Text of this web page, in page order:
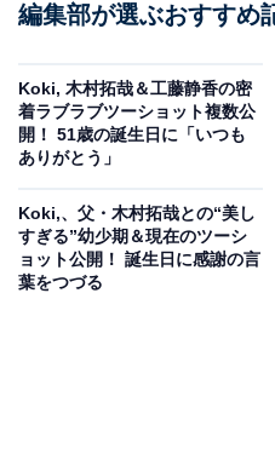
編集部が選ぶおすすめ
Koki, 木村拓哉＆工藤静香の密
着ラブラブツーショット複数公
開！ 51歳の誕生日に「いつも
ありがとう」
Koki,、父・木村拓哉との“美し
すぎる”幼少期＆現在のツーシ
ョット公開！ 誕生日に感謝の言
葉をつづる